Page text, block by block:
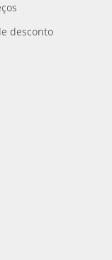
desconto